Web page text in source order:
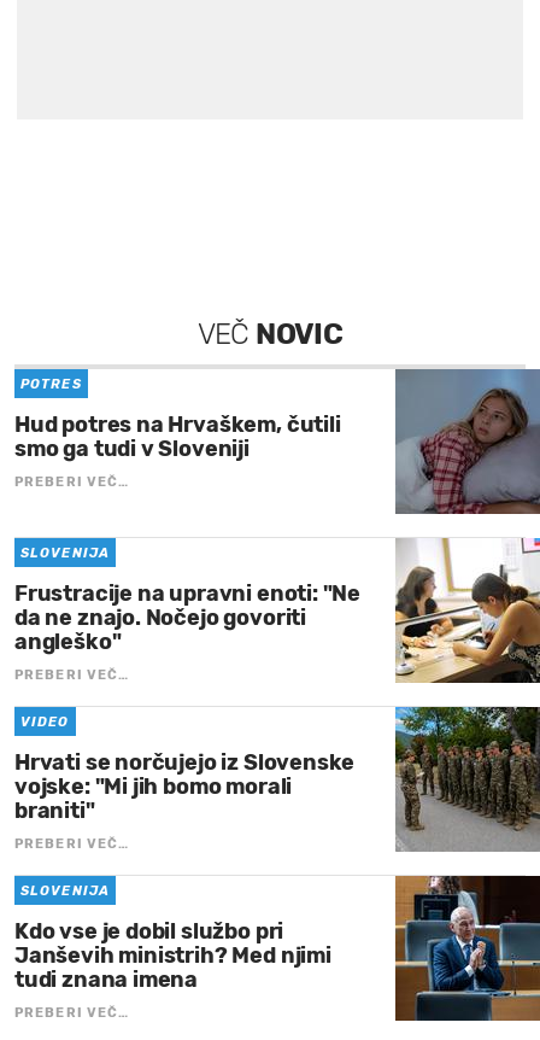
VEČ NOVIC
POTRES
Hud potres na Hrvaškem, čutili
smo ga tudi v Sloveniji
PREBERI VEČ…
SLOVENIJA
Frustracije na upravni enoti: "Ne
da ne znajo. Nočejo govoriti
angleško"
PREBERI VEČ…
VIDEO
Hrvati se norčujejo iz Slovenske
vojske: "Mi jih bomo morali
braniti"
PREBERI VEČ…
SLOVENIJA
Kdo vse je dobil službo pri
Janševih ministrih? Med njimi
tudi znana imena
PREBERI VEČ…